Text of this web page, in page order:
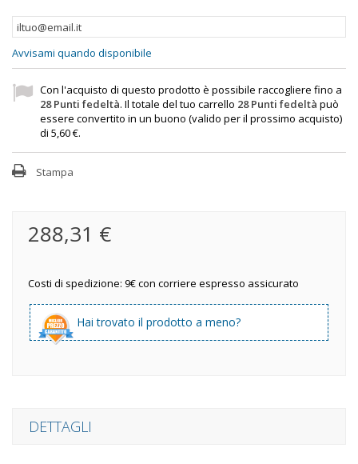
Avvisami quando disponibile
Con l'acquisto di questo prodotto è possibile raccogliere fino a
28Punti fedeltà. Il totale del tuo carrello 28Punti fedeltà può
essere convertito in un buono (valido per il prossimo acquisto)
di 5,60 €.
Stampa
288,31 €
Costi di spedizione: 9€ con corriere espresso assicurato
Hai trovato il prodotto a meno?
DETTAGLI